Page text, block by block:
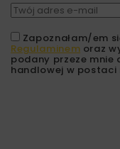
Zapoznałam/em
Regulaminem oraz
podany przeze mnie
handlowej w postaci